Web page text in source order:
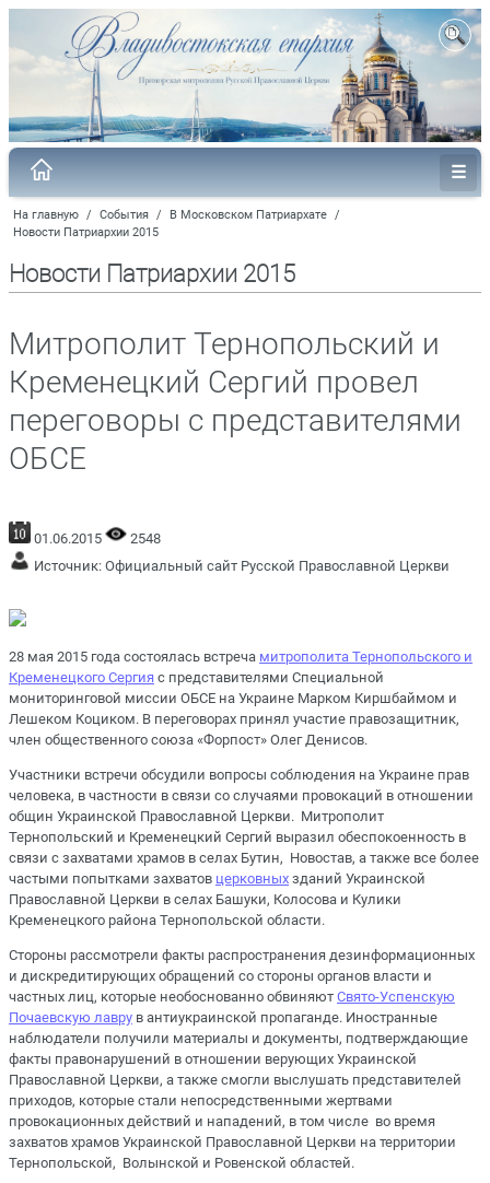
На главную / События / В Московском Патриархате /
Новости Патриархии 2015
Новости Патриархии 2015
Митрополит Тернопольский и
Кременецкий Сергий провел
переговоры с представителями
ОБСЕ
01.06.2015
2548
Источник: Официальный сайт Русской Православной Церкви
28 мая 2015 года состоялась встреча митрополита Тернопольского и
Кременецкого Сергия с представителями Специальной
мониторинговой миссии ОБСЕ на Украине Марком Киршбаймом и
Лешеком Коциком. В переговорах принял участие правозащитник,
член общественного союза «Форпост» Олег Денисов.
Участники встречи обсудили вопросы соблюдения на Украине прав
человека, в частности в связи со случаями провокаций в отношении
общин Украинской Православной Церкви. Митрополит
Тернопольский и Кременецкий Сергий выразил обеспокоенность в
связи с захватами храмов в селах Бутин, Новостав, а также все более
частыми попытками захватов церковных зданий Украинской
Православной Церкви в селах Башуки, Колосова и Кулики
Кременецкого района Тернопольской области.
Стороны рассмотрели факты распространения дезинформационных
и дискредитирующих обращений со стороны органов власти и
частных лиц, которые необоснованно обвиняют Свято-Успенскую
Почаевскую лавру в антиукраинской пропаганде. Иностранные
наблюдатели получили материалы и документы, подтверждающие
факты правонарушений в отношении верующих Украинской
Православной Церкви, а также смогли выслушать представителей
приходов, которые стали непосредственными жертвами
провокационных действий и нападений, в том числе во время
захватов храмов Украинской Православной Церкви на территории
Тернопольской, Волынской и Ровенской областей.